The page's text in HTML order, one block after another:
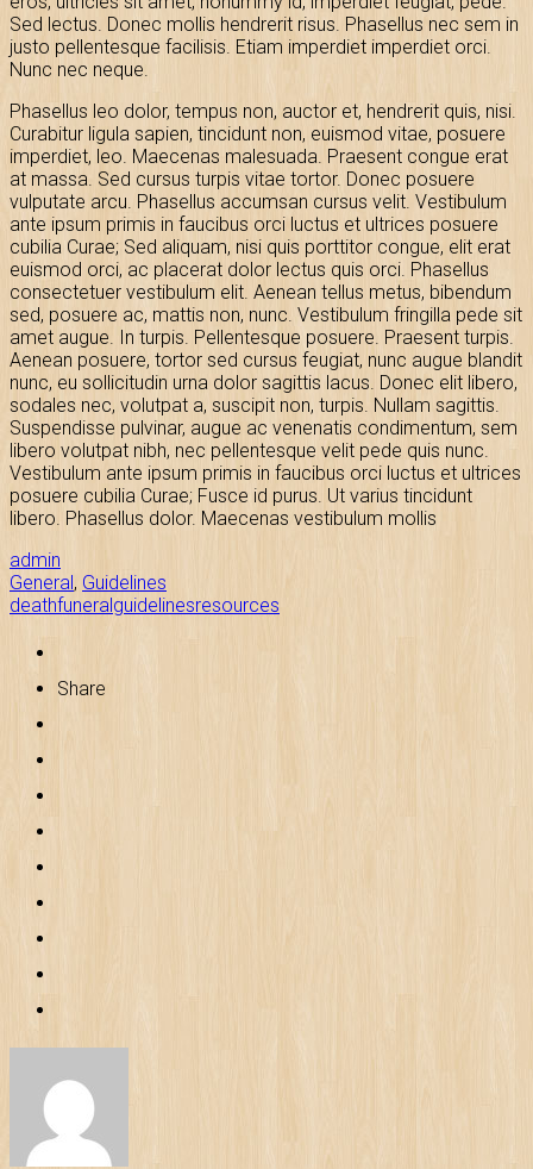
Sed lectus. Donec mollis hendrerit risus. Phasellus nec sem in
justo pellentesque facilisis. Etiam imperdiet imperdiet orci.
Nunc nec neque.
Phasellus leo dolor, tempus non, auctor et, hendrerit quis, nisi.
Curabitur ligula sapien, tincidunt non, euismod vitae, posuere
imperdiet, leo. Maecenas malesuada. Praesent congue erat
at massa. Sed cursus turpis vitae tortor. Donec posuere
vulputate arcu. Phasellus accumsan cursus velit. Vestibulum
ante ipsum primis in faucibus orci luctus et ultrices posuere
cubilia Curae; Sed aliquam, nisi quis porttitor congue, elit erat
euismod orci, ac placerat dolor lectus quis orci. Phasellus
consectetuer vestibulum elit. Aenean tellus metus, bibendum
sed, posuere ac, mattis non, nunc. Vestibulum fringilla pede sit
amet augue. In turpis. Pellentesque posuere. Praesent turpis.
Aenean posuere, tortor sed cursus feugiat, nunc augue blandit
nunc, eu sollicitudin urna dolor sagittis lacus. Donec elit libero,
sodales nec, volutpat a, suscipit non, turpis. Nullam sagittis.
Suspendisse pulvinar, augue ac venenatis condimentum, sem
libero volutpat nibh, nec pellentesque velit pede quis nunc.
Vestibulum ante ipsum primis in faucibus orci luctus et ultrices
posuere cubilia Curae; Fusce id purus. Ut varius tincidunt
libero. Phasellus dolor. Maecenas vestibulum mollis
admin
General, Guidelines
deathfuneralguidelinesresources
Share